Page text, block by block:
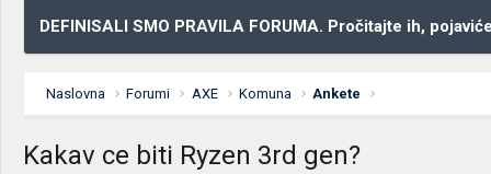
DEFINISALI SMO PRAVILA FORUMA. Pročitajte ih,
Naslovna Forumi AXE Komuna Ankete
Kakav ce biti Ryzen 3rd gen?